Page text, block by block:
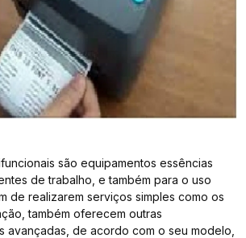
são equipamentos essências
de trabalho, e também para o uso
de realizarem serviços simples como os
também oferecem outras
avançadas, de acordo com o seu modelo,